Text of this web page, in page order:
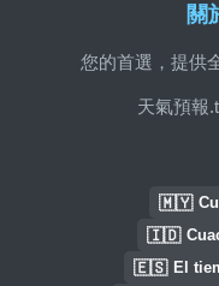
關
您的首選，提供
天氣預報
🇲🇾
🇮🇩
🇪🇸 El